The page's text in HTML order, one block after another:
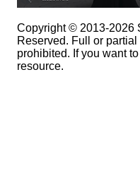
Copyright © 2013-2026
Reserved. Full or
prohibited. If you want
resource.